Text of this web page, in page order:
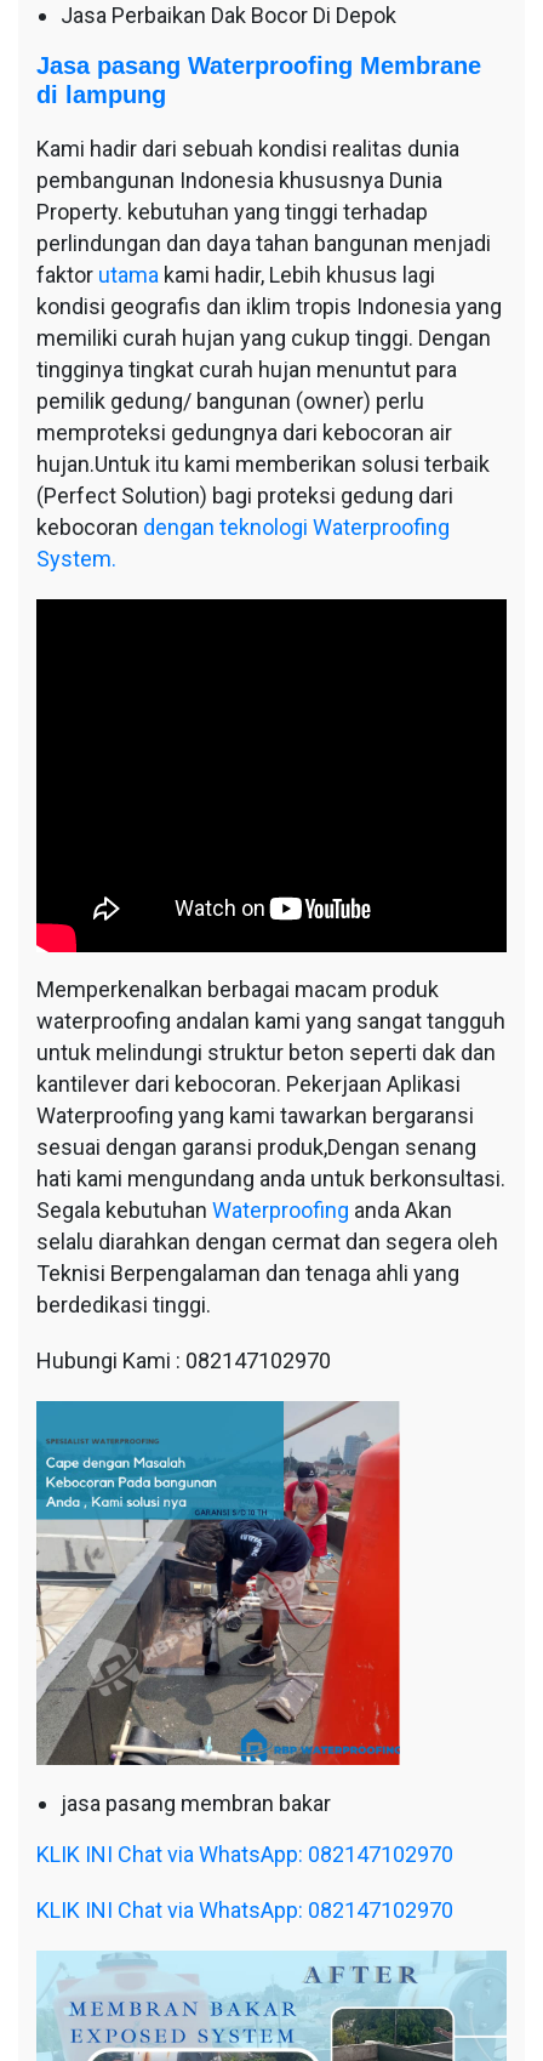
pasang
Membrane
Jasa Perbaikan Dak Bocor Di Depok
Jasa pasang Waterproofing Membrane
di lampung
Kami hadir dari sebuah kondisi realitas dunia
pembangunan Indonesia khususnya Dunia
Property. kebutuhan yang tinggi terhadap
perlindungan dan daya tahan bangunan menjadi
faktor utama kami hadir, Lebih khusus lagi
kondisi geografis dan iklim tropis Indonesia yang
memiliki curah hujan yang cukup tinggi. Dengan
tingginya tingkat curah hujan menuntut para
pemilik gedung/ bangunan (owner) perlu
memproteksi gedungnya dari kebocoran air
hujan.Untuk itu kami memberikan solusi terbaik
(Perfect Solution) bagi proteksi gedung dari
kebocoran dengan teknologi Waterproofing
System.
Memperkenalkan berbagai macam produk
waterproofing andalan kami yang sangat tangguh
untuk melindungi struktur beton seperti dak dan
kantilever dari kebocoran. Pekerjaan Aplikasi
Waterproofing yang kami tawarkan bergaransi
sesuai dengan garansi produk,Dengan senang
hati kami mengundang anda untuk berkonsultasi.
Segala kebutuhan Waterproofing anda Akan
selalu diarahkan dengan cermat dan segera oleh
Teknisi Berpengalaman dan tenaga ahli yang
berdedikasi tinggi.
Hubungi Kami : 082147102970
jasa pasang membran bakar
KLIK INI Chat via WhatsApp: 082147102970
KLIK INI Chat via WhatsApp: 082147102970